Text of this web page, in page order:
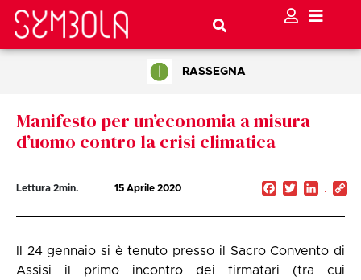
RASSEGNA
Manifesto per un’economia a misura
d’uomo contro la crisi climatica
Lettura 2min. 15 Aprile 2020 Facebook
Twitter
Il 24 gennaio si è tenuto presso il Sacro Convento di
Assisi il primo incontro dei firmatari (tra cui